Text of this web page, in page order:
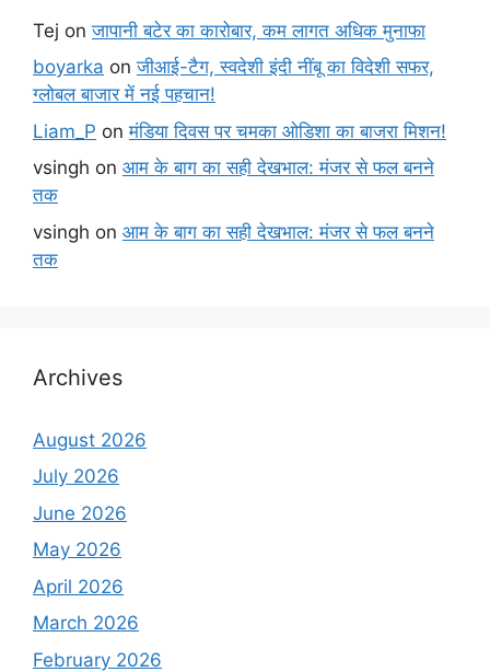
Tej onजापानी बटेर का कारोबार, कम लागत अधिक मुनाफा
boyarka onजीआई-टैग, स्वदेशी इंदी नींबू का विदेशी सफर,
ग्लोबल बाजार में नई पहचान!
Liam_P onमंडिया दिवस पर चमका ओडिशा का बाजरा मिशन!
vsingh on आम के बाग का सही देखभाल: मंजर से फल बनने
तक
vsingh on आम के बाग का सही देखभाल: मंजर से फल बनने
तक
Archives
August 2026
July 2026
June 2026
May 2026
April 2026
March 2026
February 2026